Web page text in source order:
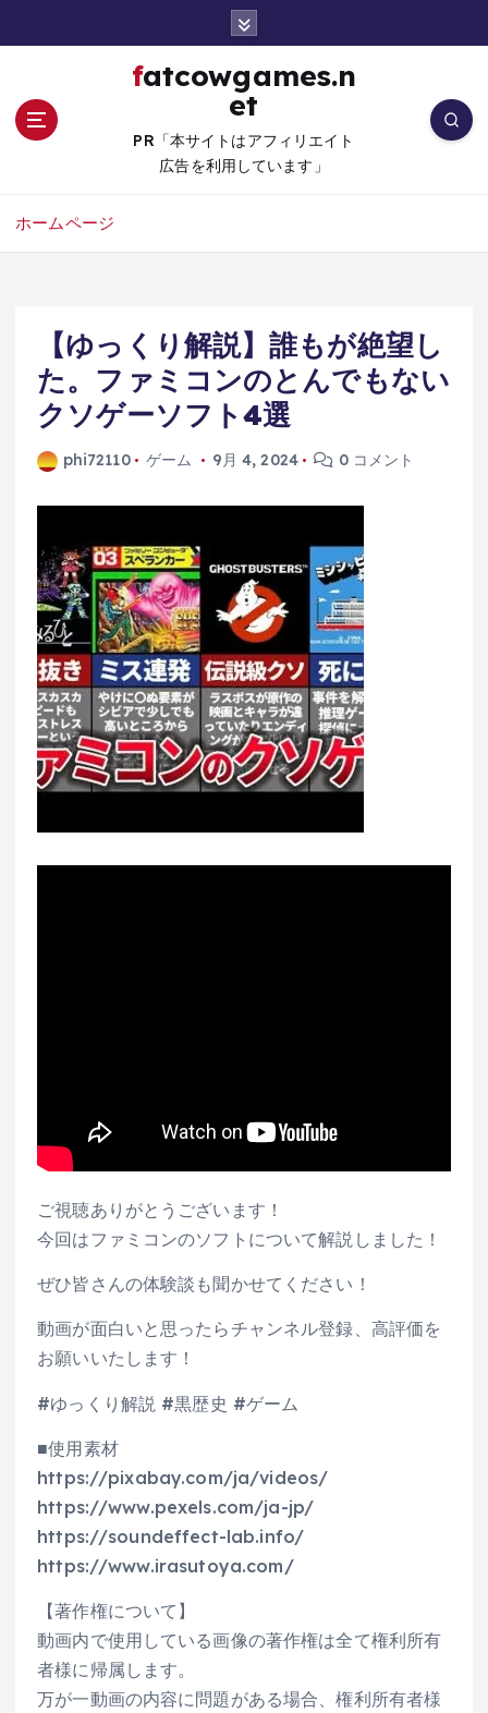
fatcowgames.n
et
PR「本サイトはアフィリエイト
広告を利用しています」
ホームページ
【ゆっくり解説】誰もが絶望し
た。ファミコンのとんでもない
クソゲーソフト4選
phi72110 ゲーム 9月 4, 2024 0 コメント
ご視聴ありがとうございます！
今回はファミコンのソフトについて解説しました！
ぜひ皆さんの体験談も聞かせてください！
動画が面白いと思ったらチャンネル登録、高評価を
お願いいたします！
#ゆっくり解説 #黒歴史 #ゲーム
■使用素材
https://pixabay.com/ja/videos/
https://www.pexels.com/ja-jp/
https://soundeffect-lab.info/
https://www.irasutoya.com/
【著作権について】
動画内で使用している画像の著作権は全て権利所有
者様に帰属します。
万が一動画の内容に問題がある場合、権利所有者様